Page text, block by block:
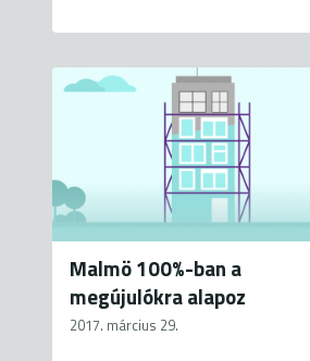
Malmö 100%-ban a
megújulókra alapoz
2017. március 29.